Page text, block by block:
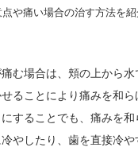
む場合は、頬の上から
ることにより痛みを和ら
することでも、痛みを和
やしたり、歯を直接冷や